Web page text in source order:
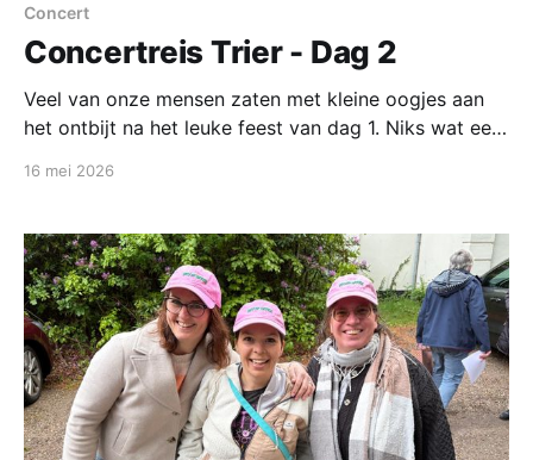
Concert
Concertreis Trier - Dag 2
Veel van onze mensen zaten met kleine oogjes aan
het ontbijt na het leuke feest van dag 1. Niks wat een
vertrokken we met de bus richting Cloef, wat nog
concert zou
16 mei 2026